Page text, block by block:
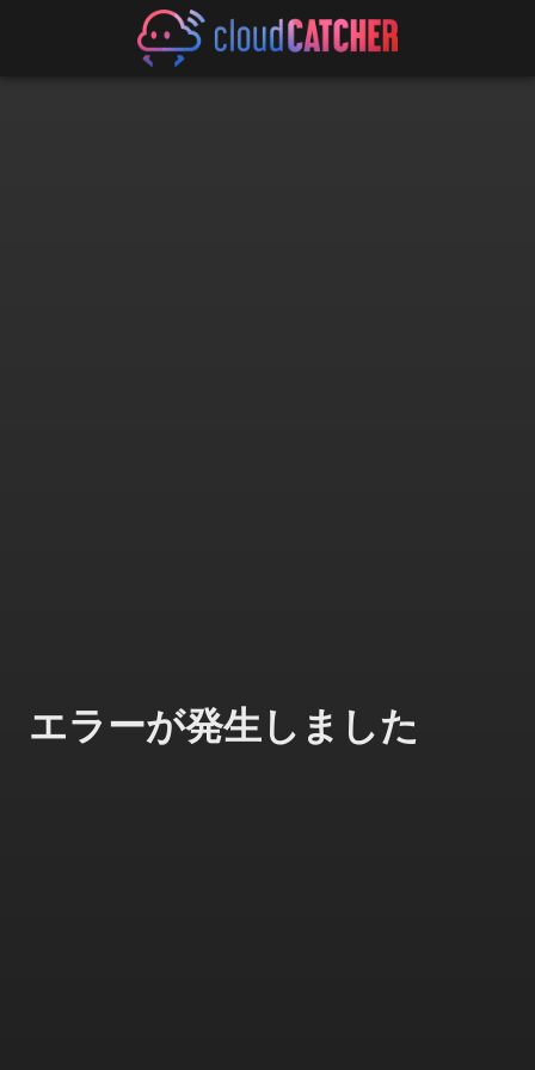
エラーが発生しました